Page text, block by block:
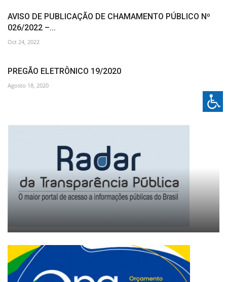
AVISO DE PUBLICAÇÃO DE CHAMAMENTO PÚBLICO Nº
026/2022 –...
Oct 24, 2022
PREGÃO ELETRÔNICO 19/2020
Agosto 18, 2020